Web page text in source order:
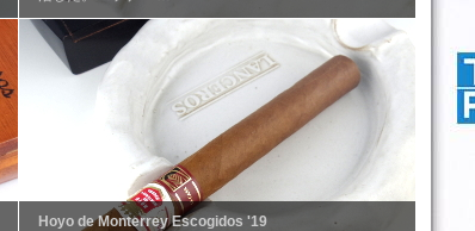
Hoyo de Monterrey Escogidos '19